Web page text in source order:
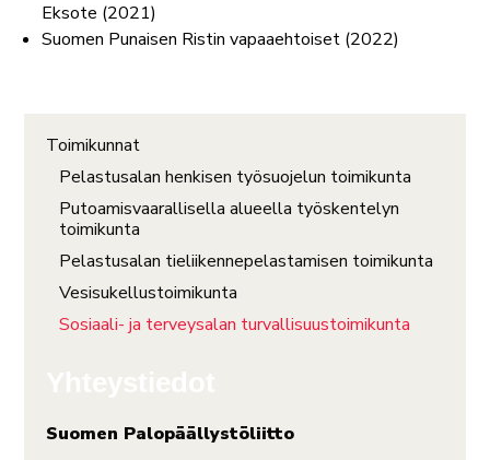
Eksote (2021)
Suomen Punaisen Ristin vapaaehtoiset (2022)
Toimikunnat
Pelastusalan henkisen työsuojelun toimikunta
Putoamisvaarallisella alueella työskentelyn
toimikunta
Pelastusalan tieliikennepelastamisen toimikunta
Vesisukellustoimikunta
Sosiaali- ja terveysalan turvallisuustoimikunta
Suomen Palopäällystöliitto